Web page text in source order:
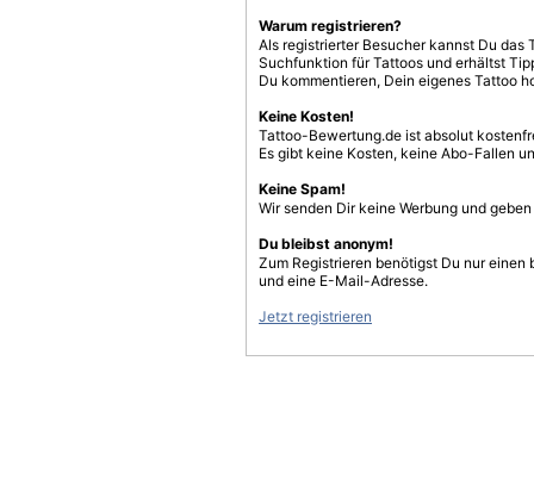
Warum registrieren?
Als registrierter Besucher kannst Du
Suchfunktion für Tattoos und erhältst
Du kommentieren, Dein eigenes Tattoo
Keine Kosten!
Tattoo-Bewertung.de ist absolut
Es gibt keine Kosten, keine Abo-Fallen
Keine Spam!
Wir senden Dir keine Werbung und
Du bleibst anonym!
Zum Registrieren benötigst Du nur einen
und eine E-Mail-Adresse.
Jetzt registrieren